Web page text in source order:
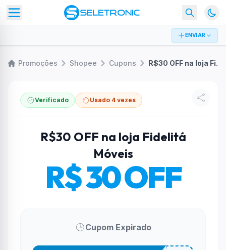
ENVIAR
Promoções Shopee Cupons R$30 OFF na loja Fidelitá Móveis
Verificado Usado 4 vezes
R$30 OFF na loja Fidelitá
Móveis
R$ 30 OFF
Cupom Expirado